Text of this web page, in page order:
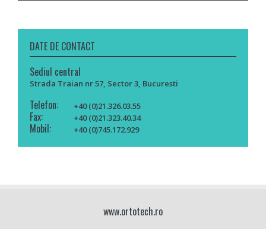
DATE DE CONTACT
Sediul central
Strada Traian nr 57, Sector 3, Bucuresti
Telefon: +40 (0)21.326.03.55
Fax: +40 (0)21.323.40.34
Mobil: +40 (0)745.172.929
www.ortotech.ro